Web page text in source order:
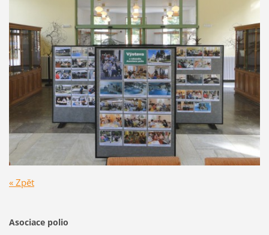
« Zpět
Asociace polio